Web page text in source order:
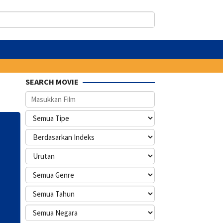
SEARCH MOVIE